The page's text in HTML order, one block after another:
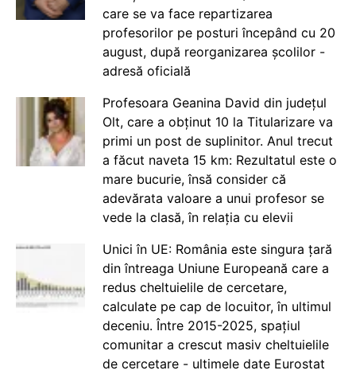
care se va face repartizarea
profesorilor pe posturi începând cu 20
august, după reorganizarea școlilor -
adresă oficială
Profesoara Geanina David din județul
Olt, care a obținut 10 la Titularizare va
primi un post de suplinitor. Anul trecut
a făcut naveta 15 km: Rezultatul este o
mare bucurie, însă consider că
adevărata valoare a unui profesor se
vede la clasă, în relația cu elevii
Unici în UE: România este singura țară
din întreaga Uniune Europeană care a
redus cheltuielile de cercetare,
calculate pe cap de locuitor, în ultimul
deceniu. Între 2015-2025, spațiul
comunitar a crescut masiv cheltuielile
de cercetare - ultimele date Eurostat